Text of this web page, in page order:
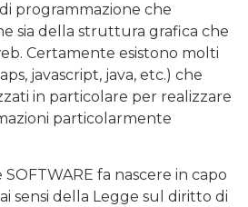
programmazione che
sia della struttura grafica che
Certamente esistono molti
javascript, java, etc.) che
in particolare per realizzare
particolarmente
fa nascere in capo
sensi della Legge sul diritto di